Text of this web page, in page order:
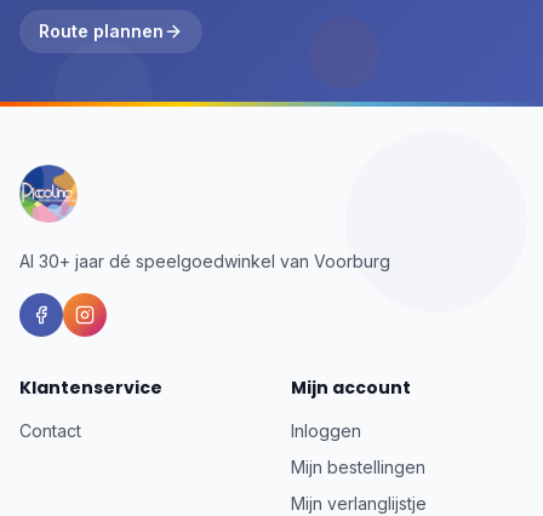
Route plannen
Al 30+ jaar dé speelgoedwinkel van Voorburg
Klantenservice
Contact
Mijn account
Inloggen
Mijn bestellingen
Mijn verlanglijstje